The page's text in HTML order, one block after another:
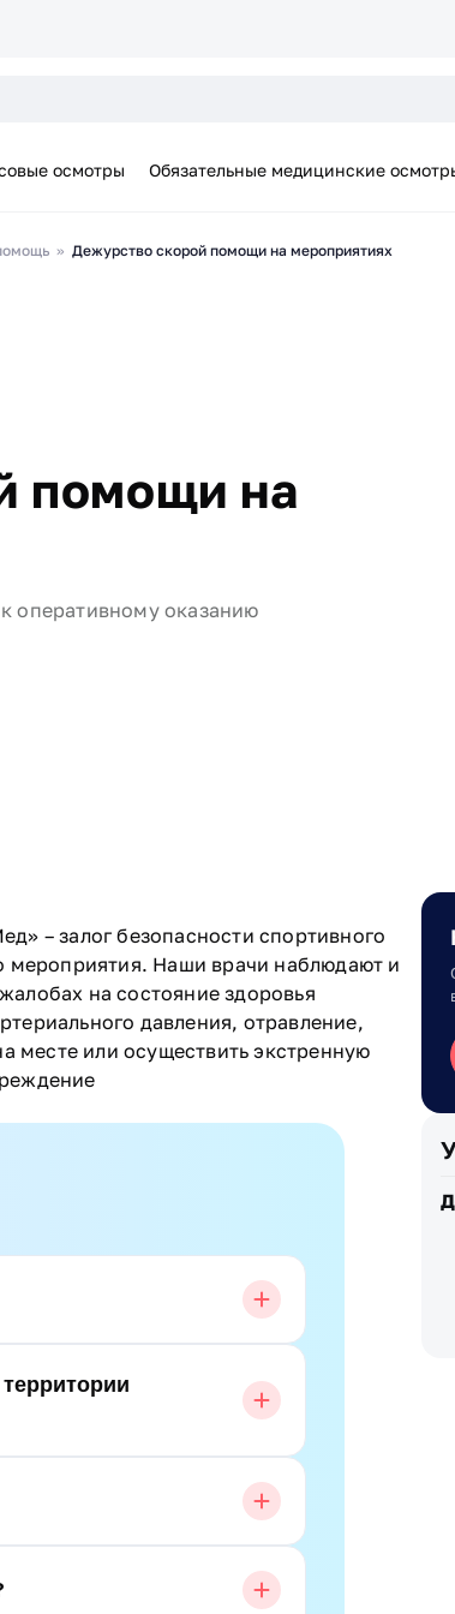
осмотры Обязательные медицинские
Дежурство скорой помощи на мероприятиях
помощи на
оперативному оказанию
– залог безопасности спортивного
мероприятия. Наши врачи наблюдают и
на состояние здоровья
давления, отравление,
месте или осуществить экстренную